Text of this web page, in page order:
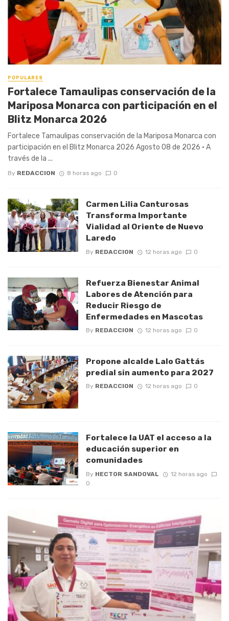
POPULARES
Fortalece Tamaulipas conservación de la
Mariposa Monarca con participación en el
Blitz Monarca 2026
Fortalece Tamaulipas conservación de la Mariposa Monarca con
participación en el Blitz Monarca 2026 Agosto 08 de 2026 • A
través de la ...
By REDACCION 8 horas ago 0
Carmen Lilia Canturosas
Transforma Importante
Vialidad al Oriente de Nuevo
Laredo
By REDACCION 12 horas ago 0
Refuerza Bienestar Animal
Labores de Atención para
Reducir Riesgo de
Enfermedades en Mascotas
By REDACCION 12 horas ago 0
Propone alcalde Lalo Gattás
predial sin aumento para 2027
By REDACCION 12 horas ago 0
Fortalece la UAT el acceso a la
educación superior en
comunidades
By HECTOR SANDOVAL
12 horas ago
0